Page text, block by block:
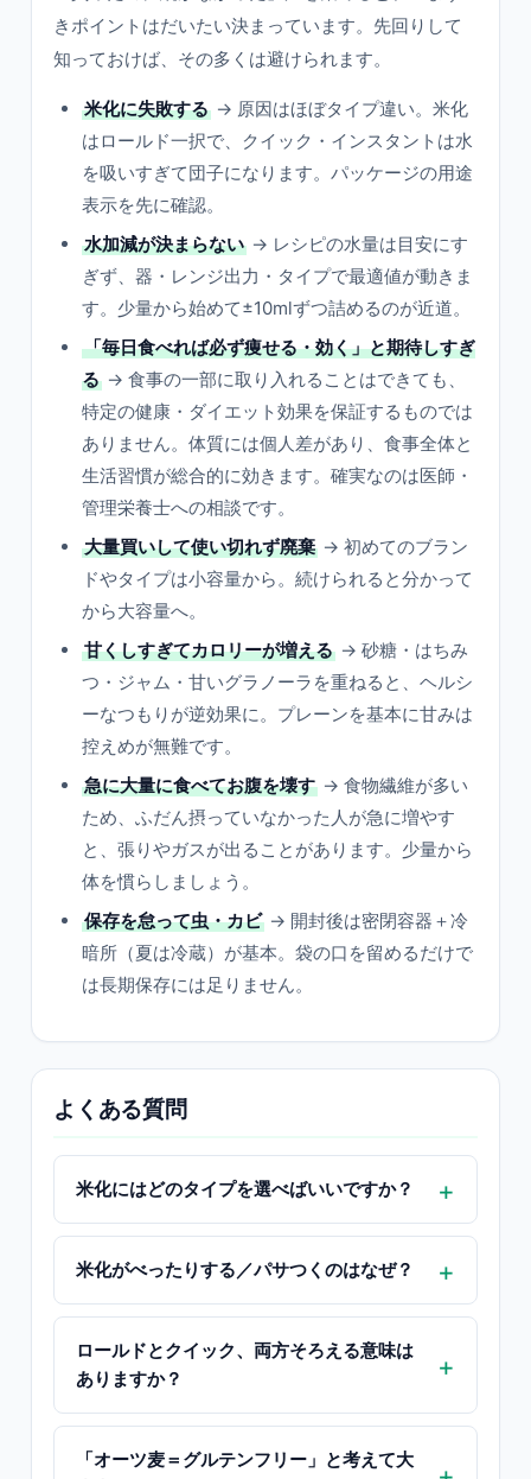
きポイントはだいたい決まっています。先回りして
知っておけば、その多くは避けられます。
米化に失敗する → 原因はほぼタイプ違い。米化
はロールド一択で、クイック・インスタントは水
を吸いすぎて団子になります。パッケージの用途
表示を先に確認。
水加減が決まらない → レシピの水量は目安にす
ぎず、器・レンジ出力・タイプで最適値が動きま
す。少量から始めて±10mlずつ詰めるのが近道。
「毎日食べれば必ず痩せる・効く」と期待しすぎ
る → 食事の一部に取り入れることはできても、
特定の健康・ダイエット効果を保証するものでは
ありません。体質には個人差があり、食事全体と
生活習慣が総合的に効きます。確実なのは医師・
管理栄養士への相談です。
大量買いして使い切れず廃棄 → 初めてのブラン
ドやタイプは小容量から。続けられると分かって
から大容量へ。
甘くしすぎてカロリーが増える → 砂糖・はちみ
つ・ジャム・甘いグラノーラを重ねると、ヘルシ
ーなつもりが逆効果に。プレーンを基本に甘みは
控えめが無難です。
急に大量に食べてお腹を壊す → 食物繊維が多い
ため、ふだん摂っていなかった人が急に増やす
と、張りやガスが出ることがあります。少量から
体を慣らしましょう。
保存を怠って虫・カビ → 開封後は密閉容器＋冷
暗所（夏は冷蔵）が基本。袋の口を留めるだけで
は長期保存には足りません。
よくある質問
米化にはどのタイプを選べばいいですか？
米化がべったりする／パサつくのはなぜ？
ロールドとクイック、両方そろえる意味は
ありますか？
「オーツ麦＝グルテンフリー」と考えて大